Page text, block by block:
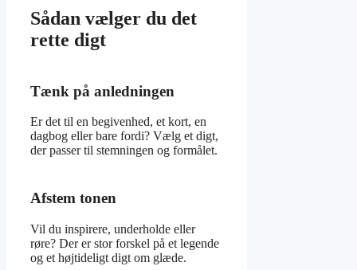
Sådan vælger du det
rette digt
Tænk på anledningen
Er det til en begivenhed, et kort, en
dagbog eller bare fordi? Vælg et digt,
der passer til stemningen og formålet.
Afstem tonen
Vil du inspirere, underholde eller
røre? Der er stor forskel på et legende
og et højtideligt digt om glæde.